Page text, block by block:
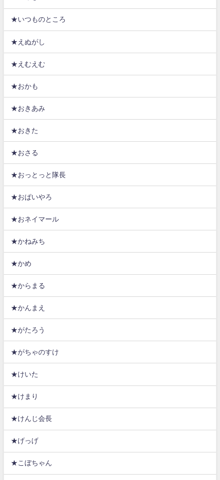
★いつものところ
★えぬがし
★えむえむ
★おかも
★おきあみ
★おきた
★おさる
★おっとっと隊長
★おぱいやろ
★おネイマール
★かねみち
★かめ
★からまる
★かんまえ
★がたろう
★がちゃのすけ
★けいた
★けまり
★けんじ会長
★げっげ
★こぼちゃん